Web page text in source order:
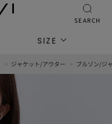
SEARCH
SIZE
ジャケット/アウター ブルゾン/ジ